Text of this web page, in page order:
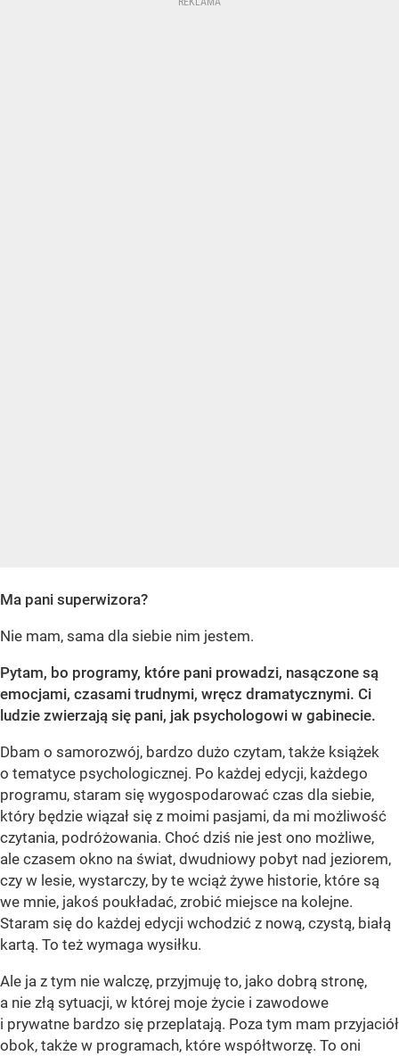
Ma pani superwizora?
Nie mam, sama dla siebie nim jestem.
Pytam, bo programy, które pani prowadzi, nasączone są
emocjami, czasami trudnymi, wręcz dramatycznymi. Ci
ludzie zwierzają się pani, jak psychologowi w gabinecie.
Dbam o samorozwój, bardzo dużo czytam, także książek
o tematyce psychologicznej. Po każdej edycji, każdego
programu, staram się wygospodarować czas dla siebie,
który będzie wiązał się z moimi pasjami, da mi możliwość
czytania, podróżowania. Choć dziś nie jest ono możliwe,
ale czasem okno na świat, dwudniowy pobyt nad jeziorem,
czy w lesie, wystarczy, by te wciąż żywe historie, które są
we mnie, jakoś poukładać, zrobić miejsce na kolejne.
Staram się do każdej edycji wchodzić z nową, czystą, białą
kartą. To też wymaga wysiłku.
Ale ja z tym nie walczę, przyjmuję to, jako dobrą stronę,
a nie złą sytuacji, w której moje życie i zawodowe
i prywatne bardzo się przeplatają. Poza tym mam przyjaciół
obok, także w programach, które współtworzę. To oni